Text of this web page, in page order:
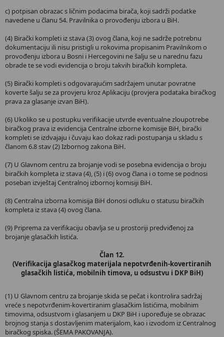
c) potpisan obrazac s ličnim podacima birača, koji sadrži podatke
navedene u članu 54. Pravilnika o provođenju izbora u BiH.
(4) Birački kompleti iz stava (3) ovog člana, koji ne sadrže potrebnu
dokumentaciju ili nisu pristigli u rokovima propisanim Pravilnikom o
provođenju izbora u Bosni i Hercegovini ne šalju se u narednu fazu
obrade te se vodi evidencija o broju takvih biračkih kompleta.
(5) Birački kompleti s odgovarajućim sadržajem unutar povratne
koverte šalju se za provjeru kroz Aplikaciju (provjera podataka biračkog
prava za glasanje izvan BiH).
(6) Ukoliko se u postupku verifikacije utvrde eventualne zloupotrebe
biračkog prava iz evidencija Centralne izborne komisije BiH, birački
kompleti se izdvajaju i čuvaju kao dokaz radi postupanja u skladu s
članom 6.8 stav (2) Izbornog zakona BiH.
(7) U Glavnom centru za brojanje vodi se posebna evidencija o broju
biračkih kompleta iz stava (4), (5) i (6) ovog člana i o tome se podnosi
poseban izvještaj Centralnoj izbornoj komisiji BiH.
(8) Centralna izborna komisija BiH donosi odluku o statusu biračkih
kompleta iz stava (4) ovog člana.
(9) Priprema za verifikaciju obavlja se u prostoriji predviđenoj za
brojanje glasačkih listića.
Član 12.
(Verifikacija glasačkog materijala nepotvrđenih-kovertiranih
glasačkih listića, mobilnih timova, u odsustvu i DKP BiH)
(1) U Glavnom centru za brojanje skida se pečat i kontrolira sadržaj
vreće s nepotvrđenim-kovertiranim glasačkim listićima, mobilnim
timovima, odsustvom i glasanjem u DKP BiH i upoređuje se obrazac
brojnog stanja s dostavljenim materijalom, kao i izvodom iz Centralnog
biračkog spiska. (ŠEMA PAKOVANJA).